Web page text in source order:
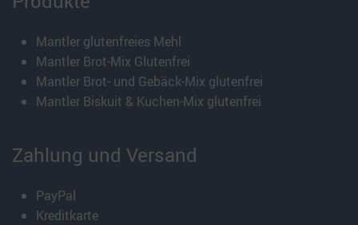
Mantler glutenfreies Mehl
Mantler Brot-Mix Glutenfrei
Mantler Brot- und Gebäck-Mix glutenfrei
Mantler Biskuit & Kuchen-Mix glutenfrei
Zahlung und Versand
PayPal
Kreditkarte